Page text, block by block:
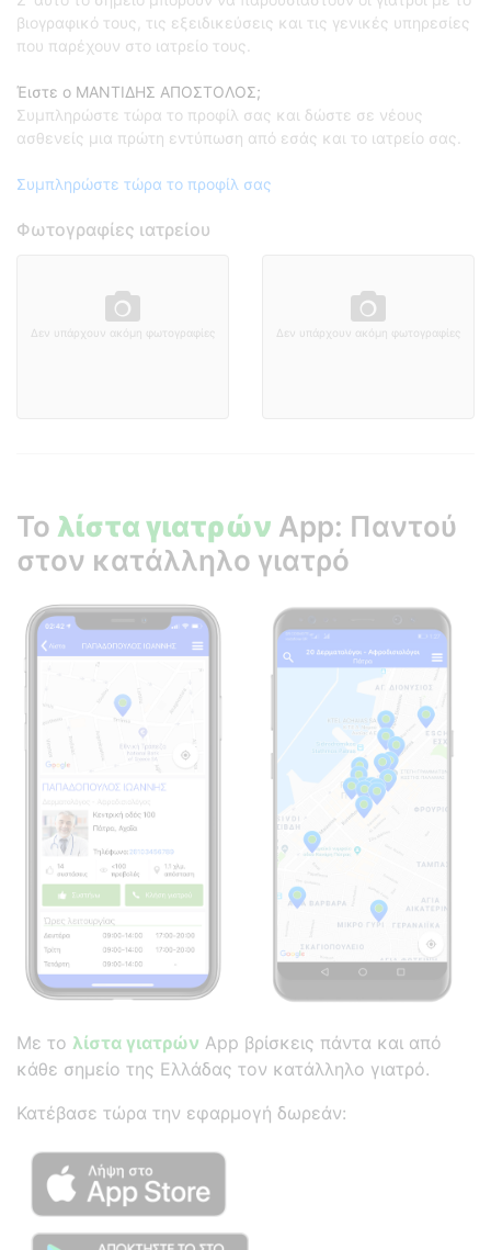
βιογραφικό τους, τις εξειδικεύσεις και τις γενικές υπηρεσίες
που παρέχουν στο ιατρείο τους.
Έιστε ο ΜΑΝΤΙΔΗΣ ΑΠΟΣΤΟΛΟΣ;
Συμπληρώστε τώρα το προφίλ σας και δώστε σε νέους
ασθενείς μια πρώτη εντύπωση από εσάς και το ιατρείο σας.
Συμπληρώστε τώρα το προφίλ σας
Φωτογραφίες ιατρείου
Δεν υπάρχουν ακόμη φωτογραφίες Δεν υπάρχουν ακόμη φωτογραφίες
Το λίστα γιατρών App: Παντού
στον κατάλληλο γιατρό
Με το λίστα γιατρών App βρίσκεις πάντα και από
κάθε σημείο της Ελλάδας τον κατάλληλο γιατρό.
Κατέβασε τώρα την εφαρμογή δωρεάν: